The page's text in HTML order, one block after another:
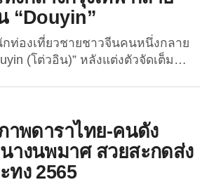
นีตำรวจภูธรพระประแดง...
“Douyin”
ท่องเที่ยวชายชาวจีนคนหนึ่งกลาย
(โต่วอิน)” หลังแต่งตัวจัดเต็ม
าวใหญ่โตว่าจะจัดงานมหาสงกรานต์
าเล่นน้ำสงกรานต์ ปรากฎว่ามาถึง
านต์กันเลย เขาฝากถามไปถึง
ว่านี่คือการหลอกลวงนักท่อง
น่าขายหน้าชาวโลกจริงๆ รัฐบาล
าพดาราไทย-คนดัง
างนพมาศ สวยสะกดส่ง
ทง 2565